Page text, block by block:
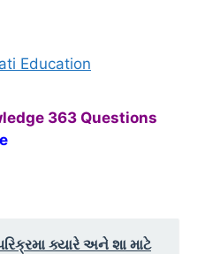
Education
363 Questions
ક્યારે અને શા માટે